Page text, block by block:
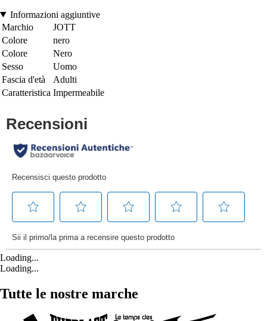
Informazioni aggiuntive
Marchio
JOTT
Colore
nero
Colore
Nero
Sesso
Uomo
Fascia d'età
Adulti
Caratteristica Impermeabile
Loading...
Loading...
Tutte le nostre marche